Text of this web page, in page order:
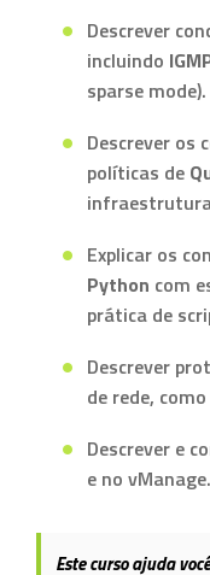
Descrever
incluindo
sparse mode).
Descrever os
políticas de
Explicar os
Python com
prática de
Descrever
de rede, como
Descrever e
e no vManage.
Este curso ajuda